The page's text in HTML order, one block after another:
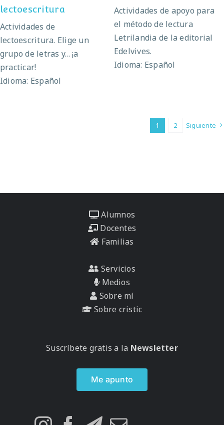
lectoescritura
Actividades de
lectoescritura. Elige un
grupo de letras y... ¡a
practicar!
Idioma: Español
Actividades de apoyo para
el método de lectura
Letrilandia de la editorial
Edelvives.
Idioma: Español
1 2 Siguiente
Alumnos
Docentes
Familias
Servicios
Medios
Sobre mí
Sobre cristic
Suscríbete gratis a la Newsletter
Me apunto